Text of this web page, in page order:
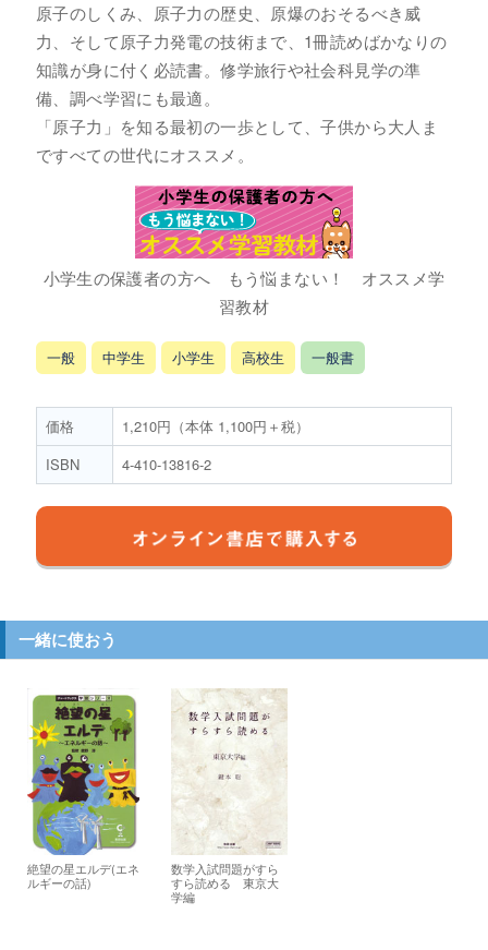
原子のしくみ、原子力の歴史、原爆のおそるべき威
力、そして原子力発電の技術まで、1冊読めばかなりの
知識が身に付く必読書。修学旅行や社会科見学の準
備、調べ学習にも最適。
「原子力」を知る最初の一歩として、子供から大人ま
ですべての世代にオススメ。
小学生の保護者の方へ もう悩まない！ オススメ学
習教材
一般 中学生 小学生 高校生 一般書
価格
1,210円（本体 1,100円＋税）
ISBN
4-410-13816-2
一緒に使おう
絶望の星エルデ(エネ
ルギーの話)
数学入試問題がすら
すら読める 東京大
学編